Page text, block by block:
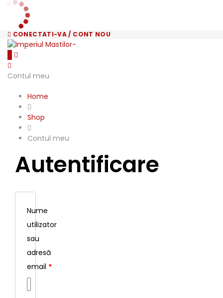
CONECTATI-VA / CONT NOU
Contul meu
Home
Shop
Contul meu
Autentificare
Nume
utilizator
sau
adresă
email *